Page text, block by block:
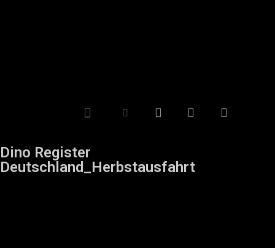
Dino Register
Deutschland_Herbstausfahrt